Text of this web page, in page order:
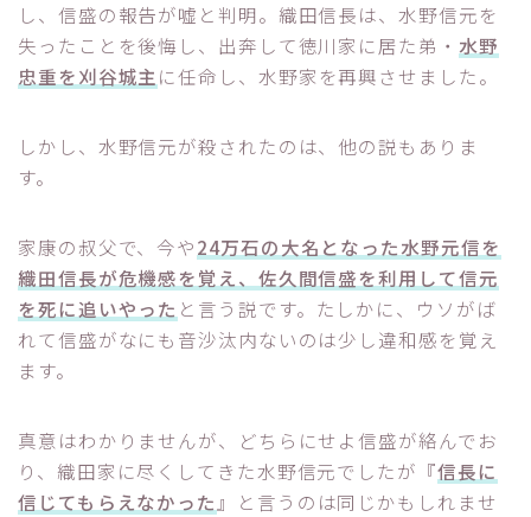
し、信盛の報告が嘘と判明。織田信長は、水野信元を
失ったことを後悔し、出奔して徳川家に居た弟・ 水野
忠重を刈谷城主 に任命し、水野家を再興させました。
しかし、水野信元が殺されたのは、他の説もありま
す。
家康の叔父で、今や24万石の大名となった水野元信を
織田信長が危機感を覚え、佐久間信盛を利用して信元
を死に追いやった と言う説です。たしかに、ウソがば
れて信盛がなにも音沙汰内ないのは少し違和感を覚え
ます。
真意はわかりませんが、どちらにせよ信盛が絡んでお
り、織田家に尽くしてきた水野信元でしたが『信長に
信じてもらえなかった 』と言うのは同じかもしれませ